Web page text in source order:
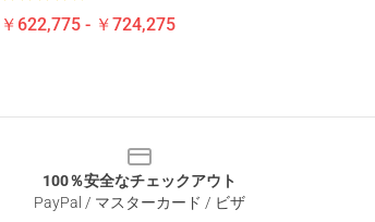
￥622,775 - ￥724,275
100％安全なチェックアウト
PayPal / マスターカード / ビザ